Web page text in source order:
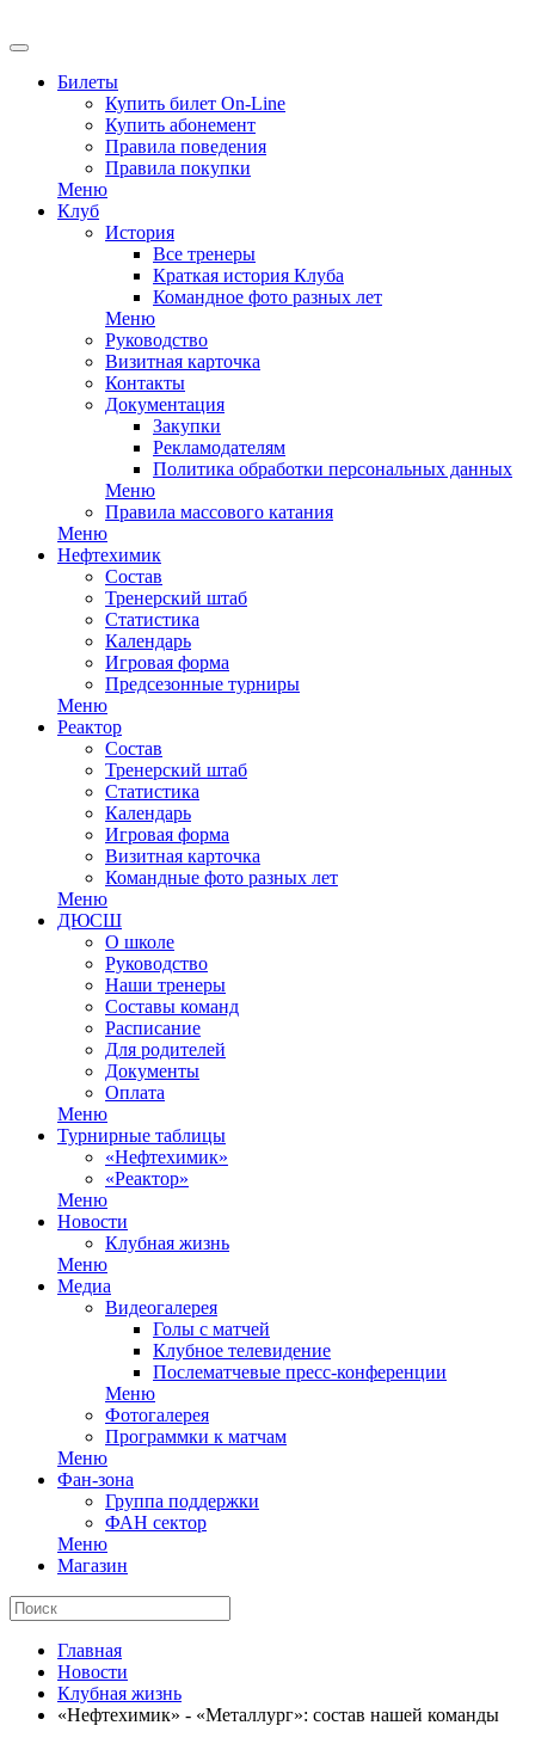
Билеты
Купить билет On-Line
Купить абонемент
Правила поведения
Правила покупки
Меню
Клуб
История
Все тренеры
Краткая история Клуба
Командное фото разных лет
Меню
Руководство
Визитная карточка
Контакты
Документация
Закупки
Рекламодателям
Политика обработки персональных данных
Меню
Правила массового катания
Меню
Нефтехимик
Состав
Тренерский штаб
Статистика
Календарь
Игровая форма
Предсезонные турниры
Меню
Реактор
Состав
Тренерский штаб
Статистика
Календарь
Игровая форма
Визитная карточка
Командные фото разных лет
Меню
ДЮСШ
О школе
Руководство
Наши тренеры
Составы команд
Расписание
Для родителей
Документы
Оплата
Меню
Турнирные таблицы
«Нефтехимик»
«Реактор»
Меню
Новости
Клубная жизнь
Меню
Медиа
Видеогалерея
Голы с матчей
Клубное телевидение
Послематчевые пресс-конференции
Меню
Фотогалерея
Программки к матчам
Меню
Фан-зона
Группа поддержки
ФАН сектор
Меню
Магазин
Главная
Новости
Клубная жизнь
«Нефтехимик» - «Металлург»: состав нашей команды